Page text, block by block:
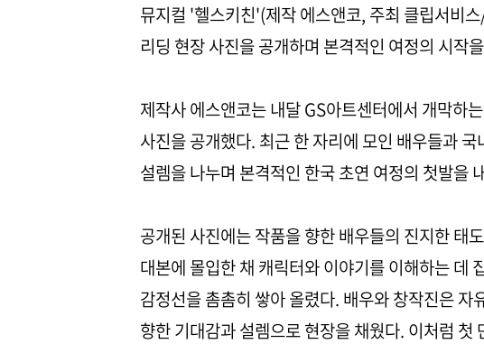
뮤지컬 '헬스키친'(제작 에스앤코, 주최 클립서비
리딩 현장 사진을 공개하며 본격적인 여정의 시작
제작사 에스앤코는 내달 GS아트센터에서 개막하
사진을 공개했다. 최근 한 자리에 모인 배우들과
설렘을 나누며 본격적인 한국 초연 여정의 첫발을
공개된 사진에는 작품을 향한 배우들의 진지한 태
대본에 몰입한 채 캐릭터와 이야기를 이해하는 데
감정선을 촘촘히 쌓아 올렸다. 배우와 창작진은
향한 기대감과 설렘으로 현장을 채웠다. 이처럼